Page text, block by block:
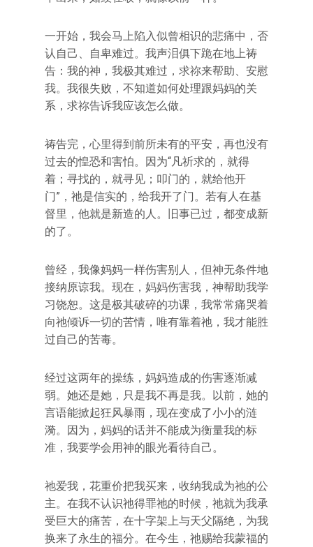
一开始，我会马上陷入似曾相识的悲痛中，否
认自己、自卑难过。我声泪俱下跪在地上祷
告：我的神，我极其难过，求祢来帮助、安慰
我。我很失败，不知道如何处理跟妈妈的关
系，求祢告诉我应该怎么做。
祷告完，心里得到前所未有的平安，再也没有
过去的惶恐和害怕。因为“凡祈求的，就得
着；寻找的，就寻见；叩门的，就给他开
门”，祂是信实的，给我开了门。若有人在基
督里，他就是新造的人。旧事已过，都变成新
的了。
曾经，我像妈妈一样伤害别人，但神无条件地
接纳原谅我。现在，妈妈伤害我，神帮助我学
习饶恕。这是极其破碎的功课，我常常痛哭着
向祂倾诉一切的苦情，唯有靠着祂，我才能胜
过自己的苦毒。
经过这两年的操练，妈妈造成的伤害逐渐减
弱。她还是她，只是我不再是我。以前，她的
言语能掀起狂风暴雨，现在变成了小小的涟
漪。因为，妈妈的话并不能成为衡量我的标
准，我要学会用神的眼光看待自己。
祂爱我，花重价把我买来，收纳我成为祂的公
主。在我不认识祂得罪祂的时候，祂就为我承
受巨大的痛苦，在十字架上与天父隔绝，为我
换来了永生的福分。在今生，祂赐给我蒙福的